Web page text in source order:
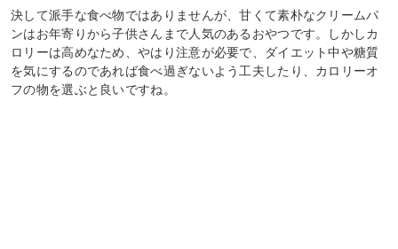
決して派手な食べ物ではありませんが、甘くて素朴なクリームパ
ンはお年寄りから子供さんまで人気のあるおやつです。しかしカ
ロリーは高めなため、やはり注意が必要で、ダイエット中や糖質
を気にするのであれば食べ過ぎないよう工夫したり、カロリーオ
フの物を選ぶと良いですね。